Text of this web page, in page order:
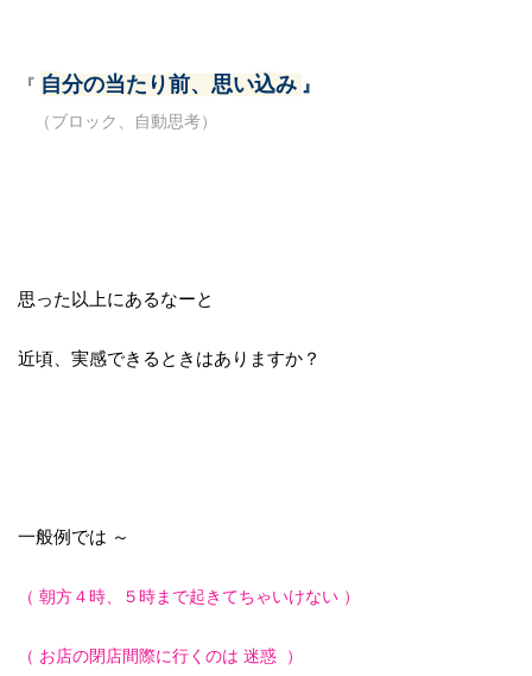
『 自分の当たり前、思い込み 』
（ブロック、自動思考）
思った以上にあるなーと
近頃、実感できるときはありますか？
一般例では ～
（ 朝方４時、５時まで起きてちゃいけない ）
（ お店の閉店間際に行くのは 迷惑 ）